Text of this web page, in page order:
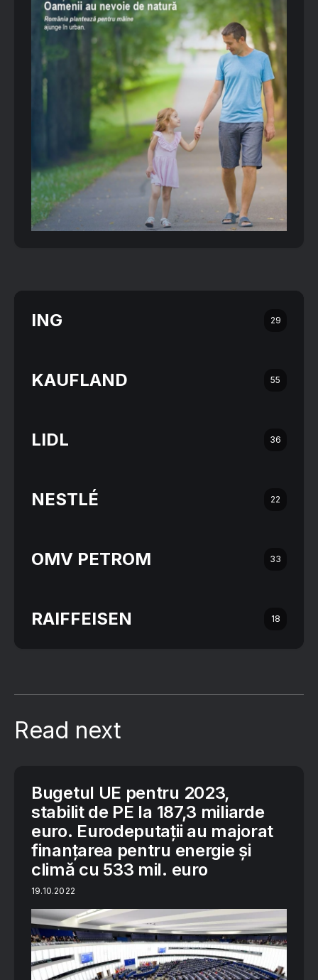
ING 29
KAUFLAND 55
LIDL 36
NESTLÉ 22
OMV PETROM 33
RAIFFEISEN 18
Read next
Bugetul UE pentru 2023,
stabilit de PE la 187,3 miliarde
euro. Eurodeputații au majorat
finanțarea pentru energie și
climă cu 533 mil. euro
19.10.2022